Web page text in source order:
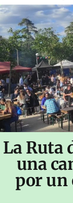
La Ruta
una
por un